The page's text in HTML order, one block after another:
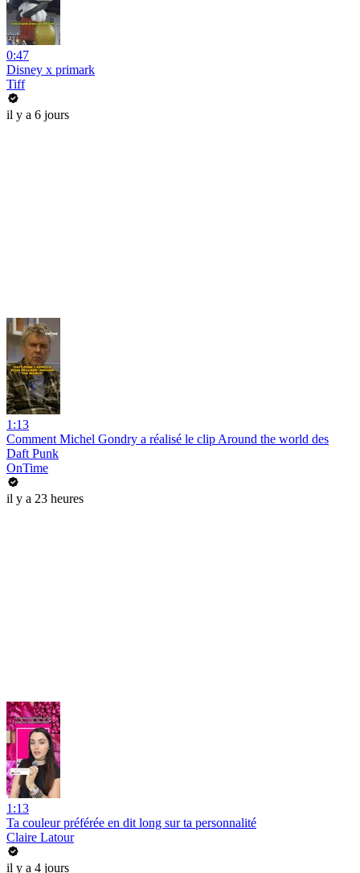
0:47
Disney x primark
Tiff
il y a 6 jours
1:13
Comment Michel Gondry a réalisé le clip Around the world des
Daft Punk
OnTime
il y a 23 heures
1:13
Ta couleur préférée en dit long sur ta personnalité
Claire Latour
il y a 4 jours